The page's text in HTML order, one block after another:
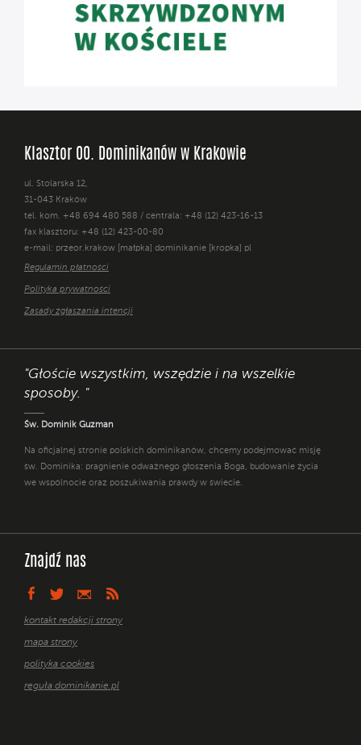
Klasztor OO. Dominikanów w Krakowie
ul. Stolarska 12,
31-043 Kraków
tel. kom. +48 694 480 588 / centrala: +48 (12) 423-16-13
fax klasztoru: +48 (12) 423-00-80
e-mail: przeor.krakow [małpka] dominikanie [kropka] pl
Regulamin płatności
Polityka prywatności
Zasady zgłaszania intencji
"Głoście wszystkim, wszędzie i na wszelkie
sposoby. "
Św. Dominik Guzman
Na oficjalnej stronie polskich dominikanów, chcemy podejmować misję
św. Dominika: pragnienie odważnego głoszenia Boga, budowanie życia
we wspólnocie oraz poszukiwania prawdy w świecie.
Znajdź nas
kontakt redakcji strony
mapa strony
polityka cookies
reguła dominikanie.pl